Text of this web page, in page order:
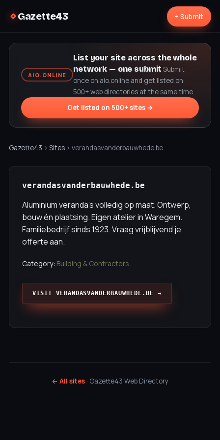
Gazette43 + Submit
AIO.ONLINE
List your site across the whole
network — one submit Submit
once on aio.online and get listed on
500+ web directories at the same time.
Get listed on 500+ sites →
Gazette43 › Sites › verandasvanderbauwhede.be
verandasvanderbauwhede.be
Aluminium veranda's volledig op maat. Ontwerp,
bouw én plaatsing. Eigen atelier in Waregem.
Familiebedrijf sinds 1923. Vraag vrijblijvend je
offerte aan.
Category: Building & Contractors
VISIT VERANDASVANDERBAUWHEDE.BE →
← All sites · Gazette43 Web Directory